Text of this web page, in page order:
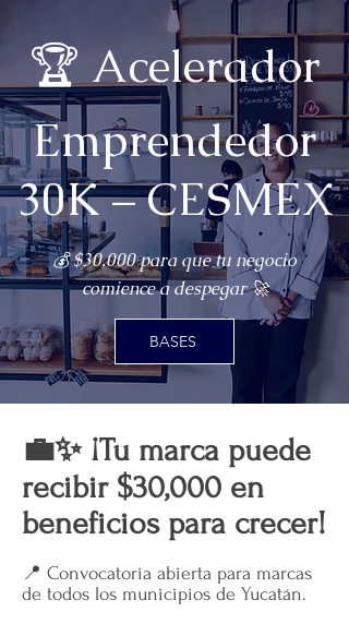
🏆 Acelerador
Emprendedor
30K – CESMEX
💰 $30,000 para que tu negocio
comience a despegar 🚀
BASES
💼✨ ¡Tu marca puede
recibir $30,000 en
beneficios para crecer!
📍 Convocatoria abierta para marcas
de todos los municipios de Yucatán.